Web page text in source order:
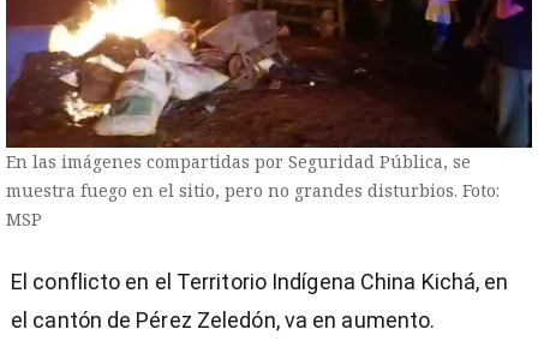
En las imágenes compartidas por Seguridad Pública, se
muestra fuego en el sitio, pero no grandes disturbios. Foto:
MSP
El conflicto en el Territorio Indígena China Kichá, en
el cantón de Pérez Zeledón, va en aumento.